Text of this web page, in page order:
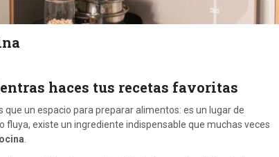
haces tus recetas favoritas
un espacio para preparar alimentos: es un lugar de
fluya, existe un ingrediente indispensable que muchas veces